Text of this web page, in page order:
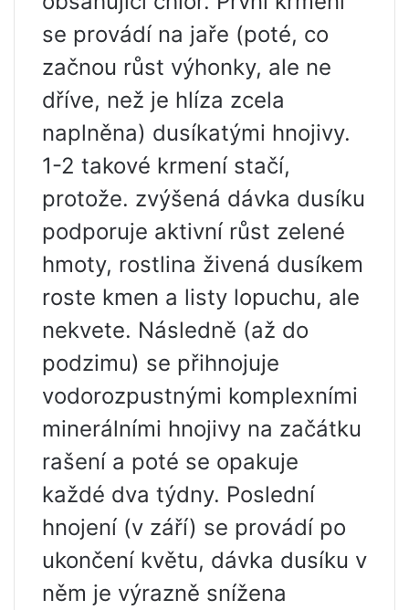
se provádí na jaře (poté, co
začnou růst výhonky, ale ne
dříve, než je hlíza zcela
naplněna) dusíkatými hnojivy.
1-2 takové krmení stačí,
protože. zvýšená dávka dusíku
podporuje aktivní růst zelené
hmoty, rostlina živená dusíkem
roste kmen a listy lopuchu, ale
nekvete. Následně (až do
podzimu) se přihnojuje
vodorozpustnými komplexními
minerálními hnojivy na začátku
rašení a poté se opakuje
každé dva týdny. Poslední
hnojení (v září) se provádí po
ukončení květu, dávka dusíku v
něm je výrazně snížena